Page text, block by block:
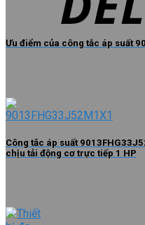
Ưu điểm của công tắc áp suất
Công tắc áp suất
chịu tải động cơ trực tiếp 1 HP